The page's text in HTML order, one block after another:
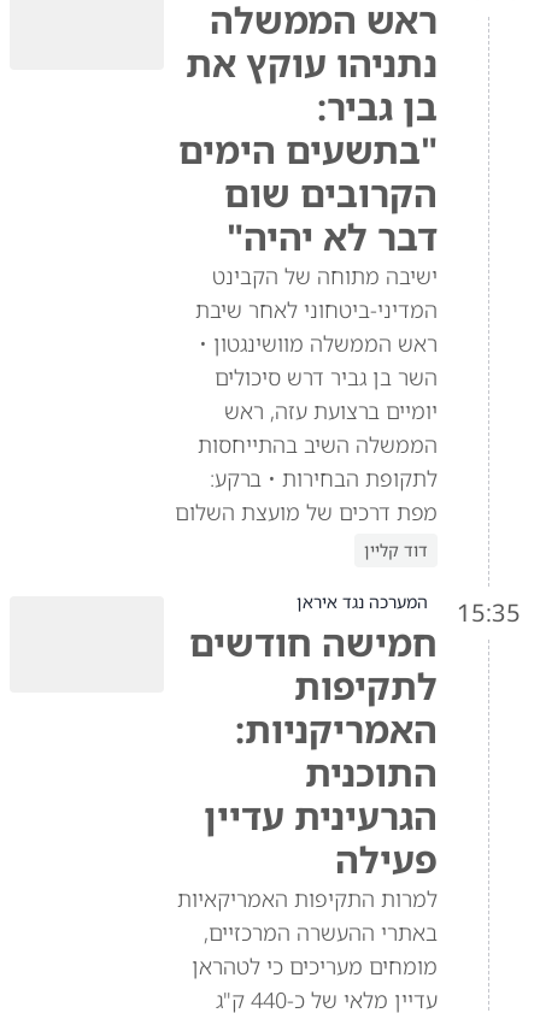
ראש הממשלה
נתניהו עוקץ את
בן גביר:
"בתשעים הימים
הקרובים שום
דבר לא יהיה"
ישיבה מתוחה של הקבינט
המדיני-ביטחוני לאחר שיבת
ראש הממשלה מוושינגטון •
השר בן גביר דרש סיכולים
יומיים ברצועת עזה, ראש
הממשלה השיב בהתייחסות
לתקופת הבחירות • ברקע:
מפת דרכים של מועצת השלום
דוד קליין
15:35 המערכה נגד איראן
חמישה חודשים
לתקיפות
האמריקניות:
התוכנית
הגרעינית עדיין
פעילה
למרות התקיפות האמריקאיות
באתרי ההעשרה המרכזיים,
מומחים מעריכים כי לטהראן
עדיין מלאי של כ-440 ק"ג